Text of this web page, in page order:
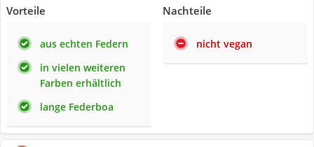
Vorteile
aus echten Federn
in vielen weiteren
Farben erhältlich
lange Federboa
Nachteile
nicht vegan